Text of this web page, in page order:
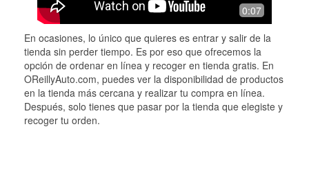
0:07
En ocasiones, lo único que quieres es entrar y salir de la
tienda sin perder tiempo. Es por eso que ofrecemos la
opción de ordenar en línea y recoger en tienda gratis. En
OReillyAuto.com, puedes ver la disponibilidad de productos
en la tienda más cercana y realizar tu compra en línea.
Después, solo tienes que pasar por la tienda que elegiste y
recoger tu orden.